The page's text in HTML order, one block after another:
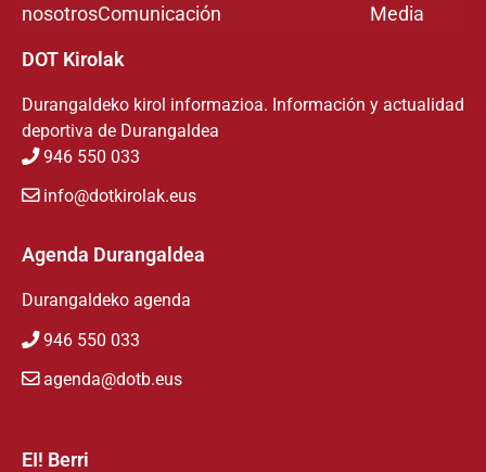
nosotrosComunicación
Media
DOT Kirolak
Durangaldeko kirol informazioa. Información y actualidad
deportiva de Durangaldea
946 550 033
info@dotkirolak.eus
Agenda Durangaldea
Durangaldeko agenda
946 550 033
agenda@dotb.eus
EI! Berri